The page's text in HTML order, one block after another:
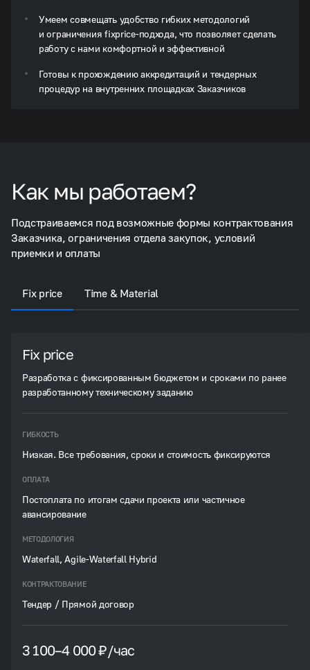
Умеем совмещать удобство гибких методологий
и ограничения fixprice-подхода, что позволяет сделать
работу с нами комфортной и эффективной
Готовы к прохождению аккредитаций и тендерных
процедур на внутренних площадках Заказчиков
Как мы работаем?
Подстраиваемся под возможные формы контрактования
Заказчика, ограничения отдела закупок, условий
приемки и оплаты
Fix price Time & Material
Fix price
Разработка с фиксированным бюджетом и сроками по ранее
разработанному техническому заданию
ГИБКОСТЬ
Низкая. Все требования, сроки и стоимость фиксируются
ОПЛАТА
Постоплата по итогам сдачи проекта или частичное
авансирование
МЕТОДОЛОГИЯ
Waterfall, Agile-Waterfall Hybrid
КОНТРАКТОВАНИЕ
Тендер / Прямой договор
3 100–4 000 ₽/час